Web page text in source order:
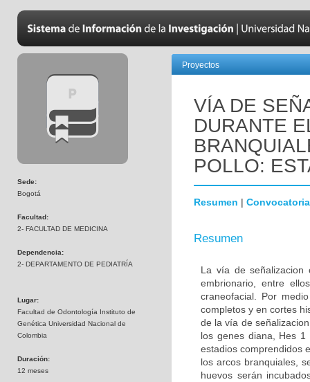
Sede:
Bogotá
Facultad:
2- FACULTAD DE MEDICINA
Dependencia:
2- DEPARTAMENTO DE PEDIATRÍA
Lugar:
Facultad de Odontología Instituto de
Genética Universidad Nacional de
Colombia
Duración:
12 meses
Proyectos
VÍA DE
DURANTE
POLLO:
Resumen | Convocatoria
Resumen
La vía de señalizacion
embrionario, entre
craneofacial. Por
completos y en cortes
de la vía de
los genes diana, Hes
estadios comprendidos
los arcos branquiales,
huevos serán